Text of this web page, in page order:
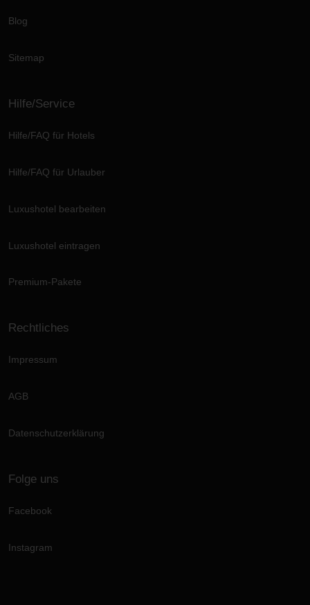
Blog
Sitemap
Hilfe/Service
Hilfe/FAQ für Hotels
Hilfe/FAQ für Urlauber
Luxushotel bearbeiten
Luxushotel eintragen
Premium-Pakete
Rechtliches
Impressum
AGB
Datenschutzerklärung
Folge uns
Facebook
Instagram